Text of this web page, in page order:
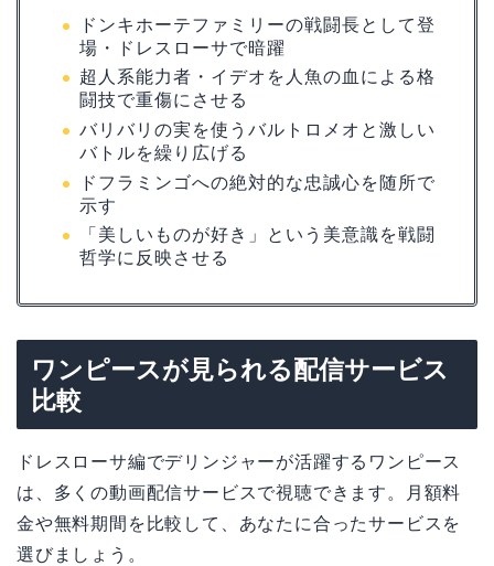
ドンキホーテファミリーの戦闘長として登
場・ドレスローサで暗躍
超人系能力者・イデオを人魚の血による格
闘技で重傷にさせる
バリバリの実を使うバルトロメオと激しい
バトルを繰り広げる
ドフラミンゴへの絶対的な忠誠心を随所で
示す
「美しいものが好き」という美意識を戦闘
哲学に反映させる
ワンピースが見られる配信サービス
比較
ドレスローサ編でデリンジャーが活躍するワンピース
は、多くの動画配信サービスで視聴できます。月額料
金や無料期間を比較して、あなたに合ったサービスを
選びましょう。